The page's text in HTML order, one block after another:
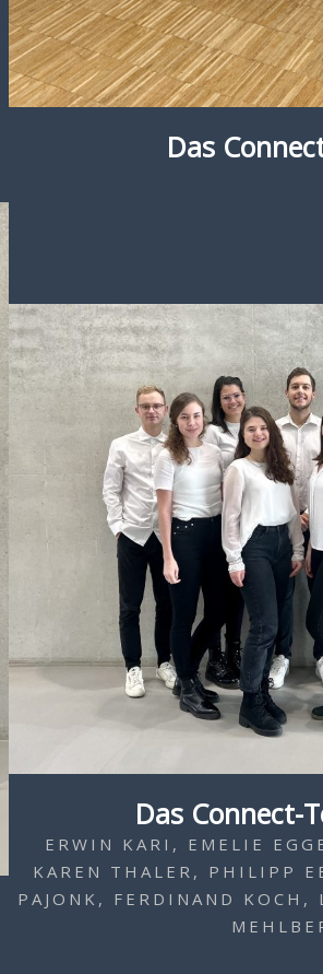
Das
Das Connect-
ERWIN KARI, EMELIE
KAREN THALER, PHILIPP
PAJONK, FERDINAND KOCH,